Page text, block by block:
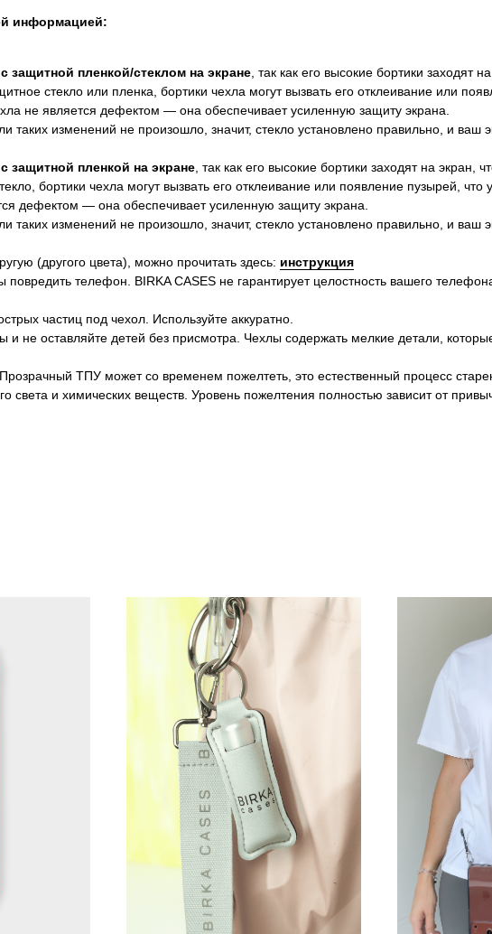
информацией:
защитной пленкой/стеклом на экране , так как его высокие бортики заходят
стекло или пленка, бортики чехла могут вызвать его отклеивание или
не является дефектом — она обеспечивает усиленную защиту экрана.
таких изменений не произошло, значит, стекло установлено правильно, и ваш
защитной пленкой на экране , так как его высокие бортики заходят на экран,
бортики чехла могут вызвать его отклеивание или появление пузырей, что
дефектом — она обеспечивает усиленную защиту экрана.
таких изменений не произошло, значит, стекло установлено правильно, и ваш
(другого цвета), можно прочитать здесь: инструкция
телефон. BIRKA CASES не гарантирует целостность вашего
частиц под чехол. Используйте аккуратно.
не оставляйте детей без присмотра. Чехлы содержать мелкие детали,
ТПУ может со временем пожелтеть, это естественный процесс
света и химических веществ. Уровень пожелтения полностью зависит от